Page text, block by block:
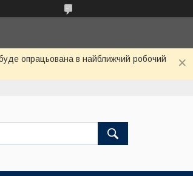
опрацьована в найближчий робочий